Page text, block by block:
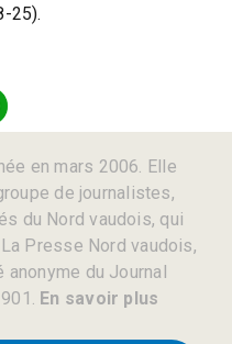
25).
en mars 2006. Elle
de journalistes,
du Nord vaudois, qui
Presse Nord vaudois,
du Journal
En savoir plus